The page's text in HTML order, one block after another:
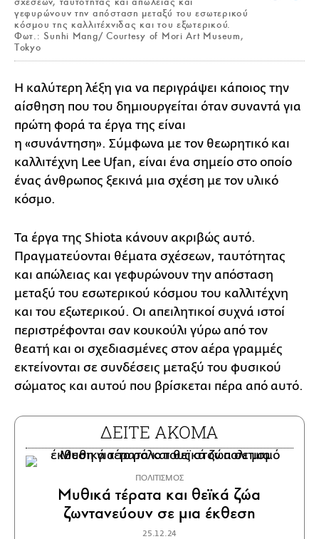
γεφυρώνουν την απόσταση μεταξύ του εσωτερικού
κόσμου της καλλιτέχνιδας και του εξωτερικού.
Φωτ.: Sunhi Mang/ Courtesy of Mori Art Museum,
Tokyo
Η καλύτερη λέξη για να περιγράψει κάποιος την
αίσθηση που του δημιουργείται όταν συναντά για
πρώτη φορά τα έργα της είναι
η «συνάντηση». Σύμφωνα με τον θεωρητικό και
καλλιτέχνη Lee Ufan, είναι ένα σημείο στο οποίο
ένας άνθρωπος ξεκινά μια σχέση με τον υλικό
κόσμο.
Τα έργα της Shiota κάνουν ακριβώς αυτό.
Πραγματεύονται θέματα σχέσεων, ταυτότητας
και απώλειας και γεφυρώνουν την απόσταση
μεταξύ του εσωτερικού κόσμου του καλλιτέχνη
και του εξωτερικού. Οι απειλητικοί συχνά ιστοί
περιστρέφονται σαν κουκούλι γύρω από τον
θεατή και οι σχεδιασμένες στον αέρα γραμμές
εκτείνονται σε συνδέσεις μεταξύ του φυσικού
σώματος και αυτού που βρίσκεται πέρα ​​από αυτό.
ΔΕΙΤΕ ΑΚΟΜΑ
ΠΟΛΙΤΙΣΜΟΣ
Μυθικά τέρατα και θεϊκά ζώα
ζωντανεύουν σε μια έκθεση
25.12.24